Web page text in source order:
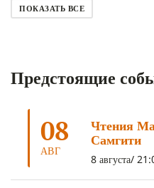
СОВЕТ(10)
АНАЛИТИЧЕСКАЯ
ТРИ ОСНОВЫ ПУТИ(5)
ОЧИСТИТЕЛЬНЫЕ ПРАКТИКИ
УМ И ЕГО ПОТЕНЦИАЛ
ПОКАЗАТЬ ВСЕ
Предстоящие
08
АВГ
Чтения
Самгити
8 августа/